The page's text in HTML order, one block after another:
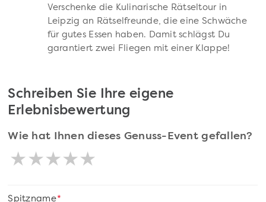
Verschenke die Kulinarische Rätseltour in
Leipzig an Rätselfreunde, die eine Schwäche
für gutes Essen haben. Damit schlägst Du
garantiert zwei Fliegen mit einer Klappe!
Schreiben Sie Ihre eigene
Erlebnisbewertung
Wie hat Ihnen dieses Genuss-Event gefallen?
*
Spitzname